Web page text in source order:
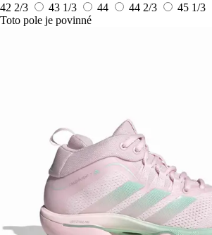
42 2/3
43 1/3 44 44 2/3 45 1/3
Toto pole je povinné